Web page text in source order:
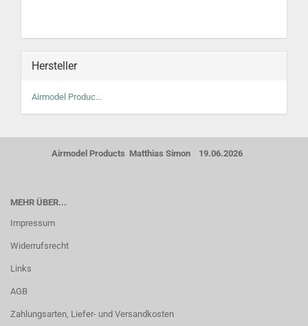
Hersteller
Airmodel Produc...
Airmodel Products Matthias Simon 19.06.2026
MEHR ÜBER...
Impressum
Widerrufsrecht
Links
AGB
Zahlungsarten, Liefer- und Versandkosten